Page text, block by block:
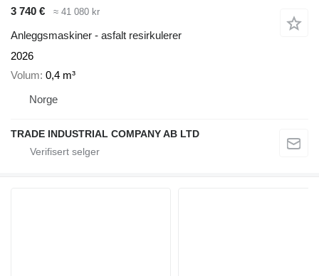
3 740 € ≈ 41 080 kr
Anleggsmaskiner - asfalt resirkulerer
2026
Volum 0,4 m³
Norge
TRADE INDUSTRIAL COMPANY AB LTD